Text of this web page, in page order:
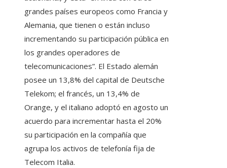
grandes países europeos como Francia y
Alemania, que tienen o están incluso
incrementando su participación pública en
los grandes operadores de
telecomunicaciones”. El Estado alemán
posee un 13,8% del capital de Deutsche
Telekom; el francés, un 13,4% de
Orange, y el italiano adoptó en agosto un
acuerdo para incrementar hasta el 20%
su participación en la compañía que
agrupa los activos de telefonía fija de
Telecom Italia.